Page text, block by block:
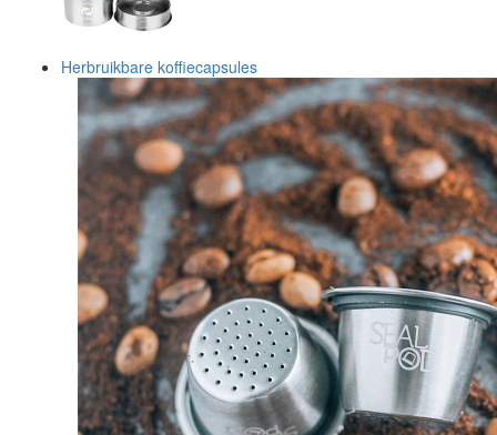
Herbruikbare koffiecapsules